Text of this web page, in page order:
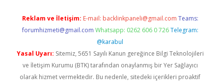
Reklam ve İletişim: E-mail: backlinkpaneli@gmail.com Teams:
forumhizmeti@gmail.com Whatsapp: 0262 606 0 726 Telegram:
@karabul
Yasal Uyarı: Sitemiz, 5651 Sayılı Kanun gereğince Bilgi Teknolojileri
ve İletişim Kurumu (BTK) tarafından onaylanmış bir Yer Sağlayıcı
olarak hizmet vermektedir. Bu nedenle, sitedeki içerikleri proaktif